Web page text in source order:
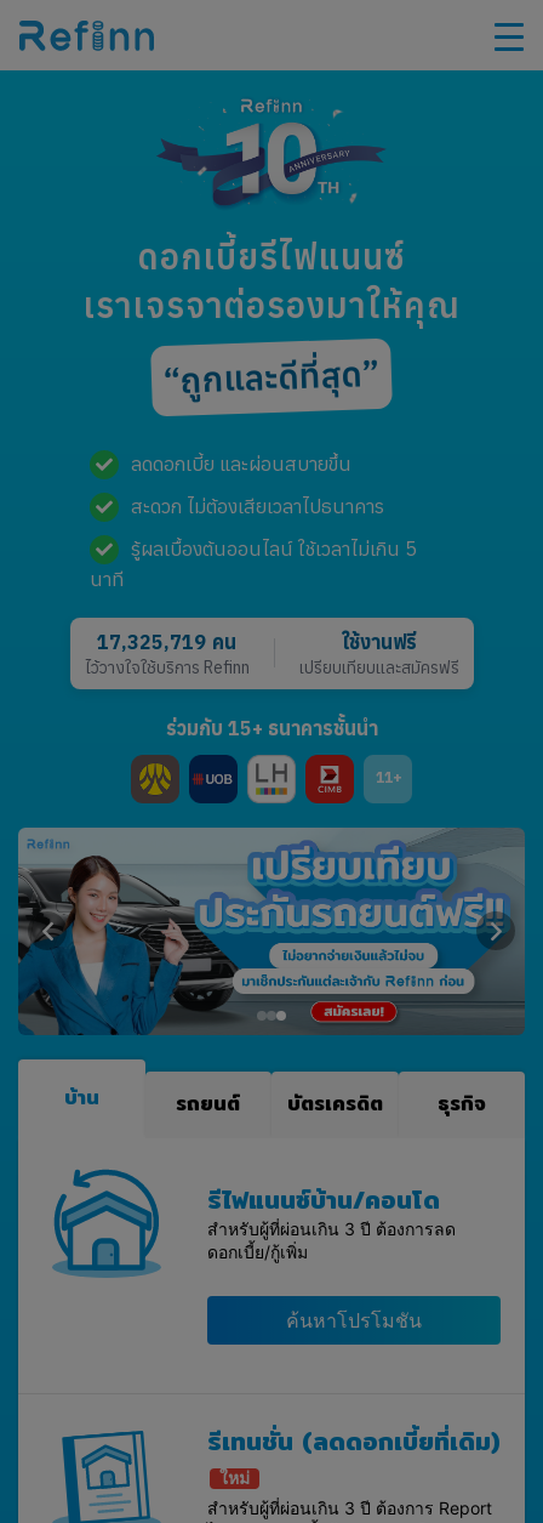
ดอกเบี้ยรีไฟแนนซ์
เราเจรจาต่อรองมาให้คุณ
“ถูกและดีที่สุด”
ลดดอกเบี้ย และผ่อนสบายขึ้น
สะดวก ไม่ต้องเสียเวลาไปธนาคาร
รู้ผลเบื้องต้นออนไลน์ ใช้เวลาไม่เกิน 5
นาที
17,325,719 คน
ไว้วางใจใช้บริการ Refinn
ใช้งานฟรี
เปรียบเทียบและสมัครฟรี
ร่วมกับ 15+ ธนาคารชั้นนำ
11+
บ้าน รถยนต์ บัตรเครดิต ธุรกิจ
รีไฟแนนซ์บ้าน/คอนโด
สำหรับผู้ที่ผ่อนเกิน 3 ปี ต้องการลด
ดอกเบี้ย/กู้เพิ่ม
ค้นหาโปรโมชัน
รีเทนชั่น (ลดดอกเบี้ยที่เดิม)
ใหม่
สำหรับผู้ที่ผ่อนเกิน 3 ปี ต้องการ Report